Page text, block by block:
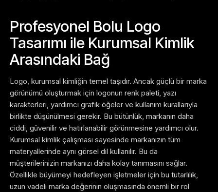
Profesyonel Bolu Logo
Tasarımı ile Kurumsal Kimlik
Arasındaki Bağ
Logo, kurumsal kimliğin temel taşıdır. Ancak güçlü bir marka
görünümü oluşturmak için logonun renk paleti, yazı
karakterleri, yardımcı grafik öğeler ve kullanım kurallarıyla
birlikte düşünülmesi gerekir. Bu bütünlük, markanın daha
ciddi, güvenilir ve hatırlanabilir görünmesine yardımcı olur.
Kurumsal kimlik çalışması sayesinde markanızın tüm
materyallerinde aynı görsel dil kullanılır. Bu da
müşterilerinizin markanızı daha kolay tanımasını sağlar.
Özellikle büyümeyi hedefleyen işletmeler için bu tutarlılık,
uzun vadeli marka değerinin oluşmasında önemli bir rol